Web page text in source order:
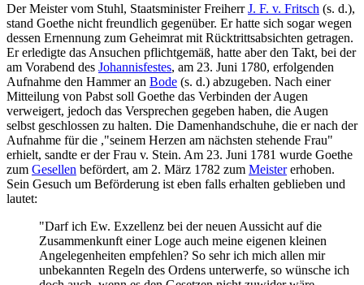
Der Meister vom Stuhl, Staatsminister FreiherrJ. F. v. Fritsch (s. d.),
stand Goethe nicht freundlich gegenüber. Er hatte sich sogar wegen
dessen Ernennung zum Geheimrat mit Rücktrittsabsichten getragen.
Er erledigte das Ansuchen pflichtgemäß, hatte aber den Takt, bei der
am Vorabend des Johannisfestes, am 23. Juni 1780, erfolgenden
Aufnahme den Hammer an Bode (s. d.) abzugeben. Nach einer
Mitteilung von Pabst soll Goethe das Verbinden der Augen
verweigert, jedoch das Versprechen gegeben haben, die Augen
selbst geschlossen zu halten. Die Damenhandschuhe, die er nach der
Aufnahme für die ,"seinem Herzen am nächsten stehende Frau"
erhielt, sandte er der Frau v. Stein. Am 23. Juni 1781 wurde Goethe
zum Gesellen befördert, am 2. März 1782 zum Meistererhoben.
Sein Gesuch um Beförderung ist eben falls erhalten geblieben und
lautet:
"Darf ich Ew. Exzellenz bei der neuen Aussicht auf die
Zusammenkunft einer Loge auch meine eigenen kleinen
Angelegenheiten empfehlen? So sehr ich mich allen mir
unbekannten Regeln des Ordens unterwerfe, so wünsche ich